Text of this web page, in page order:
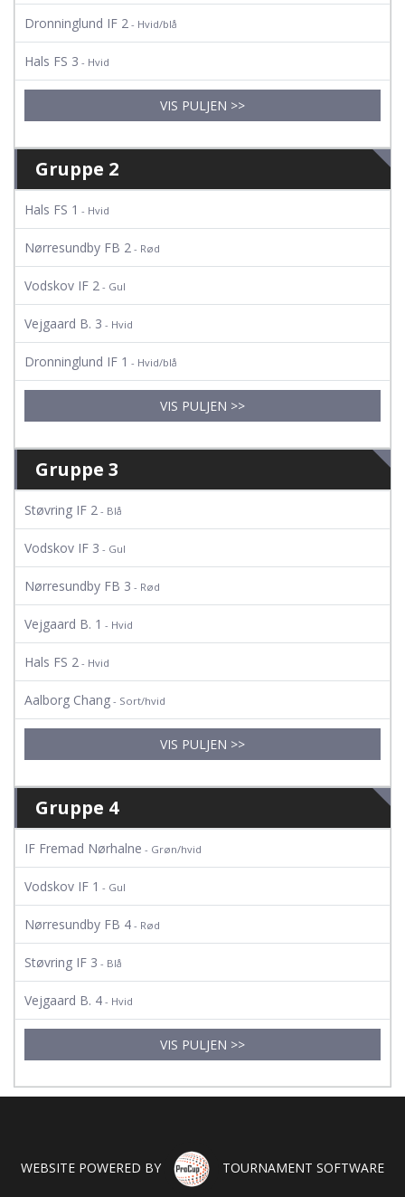
Dronninglund IF 2 - Hvid/blå
Hals FS 3 - Hvid
VIS PULJEN >>
Gruppe 2
Hals FS 1 - Hvid
Nørresundby FB 2 - Rød
Vodskov IF 2 - Gul
Vejgaard B. 3 - Hvid
Dronninglund IF 1 - Hvid/blå
VIS PULJEN >>
Gruppe 3
Støvring IF 2 - Blå
Vodskov IF 3 - Gul
Nørresundby FB 3 - Rød
Vejgaard B. 1 - Hvid
Hals FS 2 - Hvid
Aalborg Chang - Sort/hvid
VIS PULJEN >>
Gruppe 4
IF Fremad Nørhalne - Grøn/hvid
Vodskov IF 1 - Gul
Nørresundby FB 4 - Rød
Støvring IF 3 - Blå
Vejgaard B. 4 - Hvid
VIS PULJEN >>
WEBSITE POWERED BY TOURNAMENT SOFTWARE